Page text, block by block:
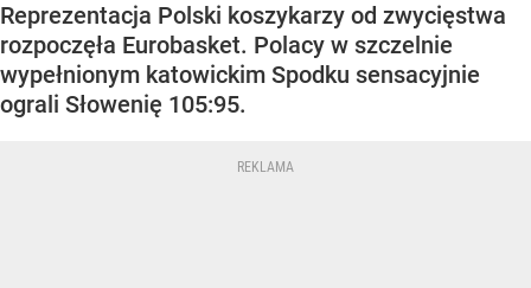
Reprezentacja Polski koszykarzy od zwycięstwa
rozpoczęła Eurobasket. Polacy w szczelnie
wypełnionym katowickim Spodku sensacyjnie
ograli Słowenię 105:95.